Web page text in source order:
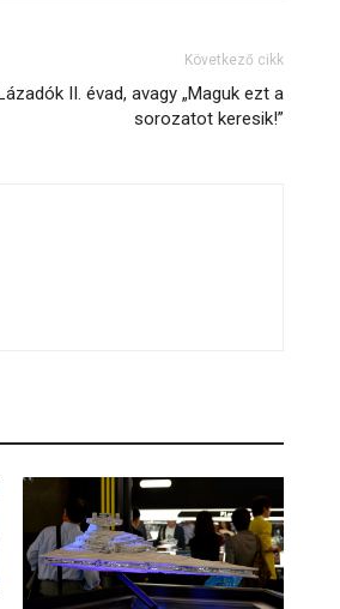
Következő cikk
II. évad, avagy „Maguk ezt a
sorozatot keresik!”